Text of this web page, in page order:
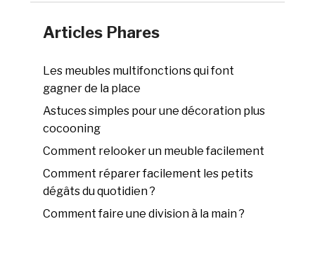
Articles Phares
Les meubles multifonctions qui font
gagner de la place
Astuces simples pour une décoration plus
cocooning
Comment relooker un meuble facilement
Comment réparer facilement les petits
dégâts du quotidien ?
Comment faire une division à la main ?